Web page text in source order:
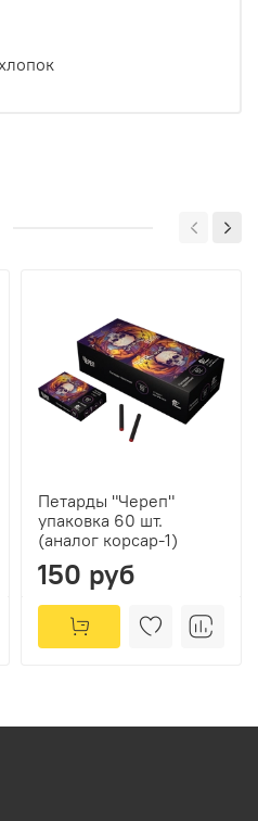
Петарды "Череп"
упаковка 60 шт.
(аналог корсар-1)
150 руб